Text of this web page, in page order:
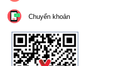
Chuyển khoản